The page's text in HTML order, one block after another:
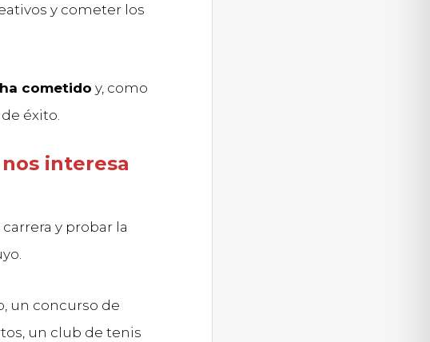
y cometer los
cometido y, como
éxito.
interesa
y probar la
un concurso de
un club de tenis